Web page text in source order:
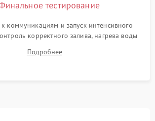
тестирование
коммуникациям и запуск интенсивного
корректного залива, нагрева воды
отсутствия посторонних шумов,
и абсолютной сухости в поддоне.
Подробнее